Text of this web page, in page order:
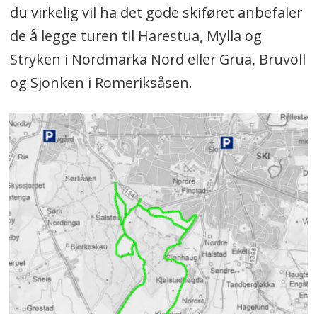
du virkelig vil ha det gode skiføret anbefaler
de å legge turen til Harestua, Mylla og
Stryken i Nordmarka Nord eller Grua, Bruvoll
og Sjonken i Romeriksåsen.